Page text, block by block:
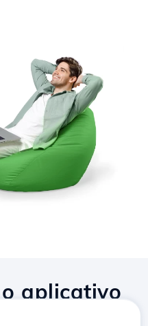
aplicativo